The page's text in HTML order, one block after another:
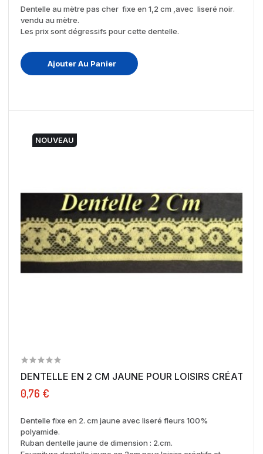
Dentelle au mètre pas cher fixe en 1,2 cm ,avec liseré noir.
vendu au mètre.
Les prix sont dégressifs pour cette dentelle.
Ajouter Au Panier
NOUVEAU
DENTELLE EN 2 CM JAUNE POUR LOISIRS CRÉATIFS.
0,76 €
Dentelle fixe en 2. cm jaune avec liseré fleurs 100%
polyamide.
Ruban dentelle jaune de dimension : 2.cm.